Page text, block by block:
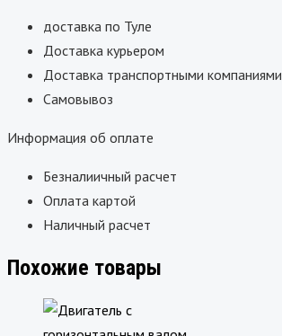
доставка по Туле
Доставка курьером
Доставка транспортными компаниями
Самовывоз
Информация об оплате
Безналиичный расчет
Оплата картой
Наличный расчет
Похожие товары